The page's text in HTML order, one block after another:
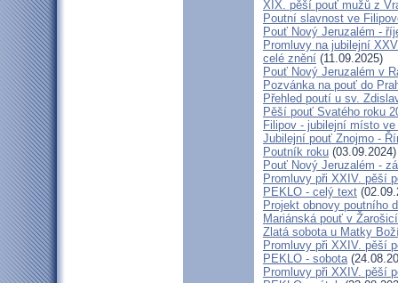
XIX. pěší pouť mužů z
Poutní slavnost ve
Pouť Nový Jeruzalém -
Promluvy na jubilejní
celé znění (11.09.2025)
Pouť Nový Jeruzalém v
Pozvánka na pouť do
Přehled poutí u sv.
Pěší pouť Svatého roku
Filipov - jubilejní místo
Jubilejní pouť Znojmo -
Poutník roku (03.09.2024)
Pouť Nový Jeruzalém -
Promluvy při XXIV. pěší
PEKLO - celý text
Projekt obnovy poutního
Mariánská pouť v
Zlatá sobota u Matky
Promluvy při XXIV. pěší
PEKLO - sobota
Promluvy při XXIV. pěší